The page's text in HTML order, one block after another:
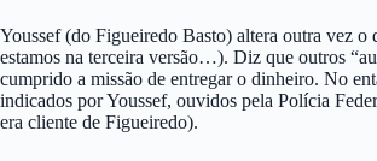
Youssef (do Figueiredo Basto) altera outra vez o
estamos na terceira versão…). Diz que outros
cumprido a missão de entregar o dinheiro. No
indicados por Youssef, ouvidos pela Polícia
era cliente de Figueiredo).